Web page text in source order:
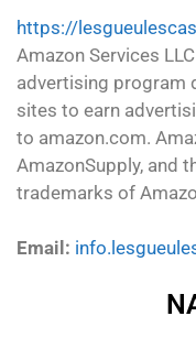
https://
Amazon Services
advertising program
sites to earn
to amazon.com.
AmazonSupply, and
trademarks of
Email: